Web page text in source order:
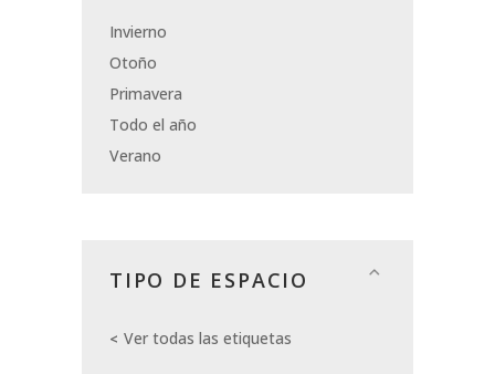
Invierno
Otoño
Primavera
Todo el año
Verano
TIPO DE ESPACIO
Ver todas las etiquetas